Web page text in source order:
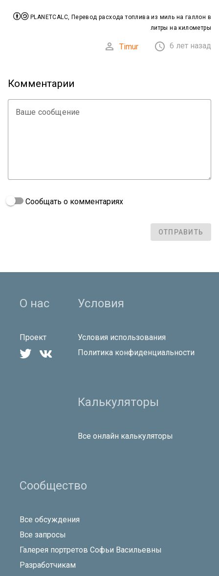
PLANETCALC, Перевод расхода топлива из миль на галлон в
литры на километры
 Timur  6 лет назад
Комментарии
Ваше сообщение
Сообщать о комментариях
ОТПРАВИТЬ
О нас
Проект
 
Условия
Условия использования
Политика конфиденциальности
Калькуляторы
Все онлайн калькуляторы
Сообщество
Все обсуждения
Все запросы
Галерея портретов Софьи Васильевны
Разработчикам